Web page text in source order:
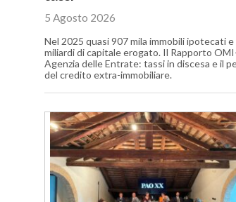
5 Agosto 2026
Nel 2025 quasi 907 mila immobili ipotecati e
miliardi di capitale erogato. Il Rapporto
Agenzia delle Entrate: tassi in discesa e il
del credito extra-immobiliare.